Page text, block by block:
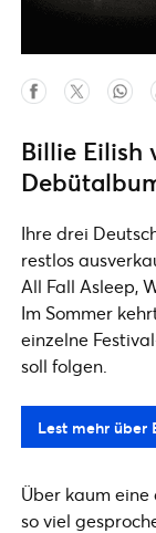
Billie
Ihre drei
restlos
All Fall Asleep,
Im Sommer
einzelne
soll folgen.
Lest mehr über
Über kaum
so viel